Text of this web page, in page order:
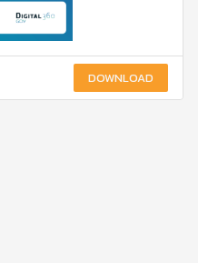
DOWNLOAD